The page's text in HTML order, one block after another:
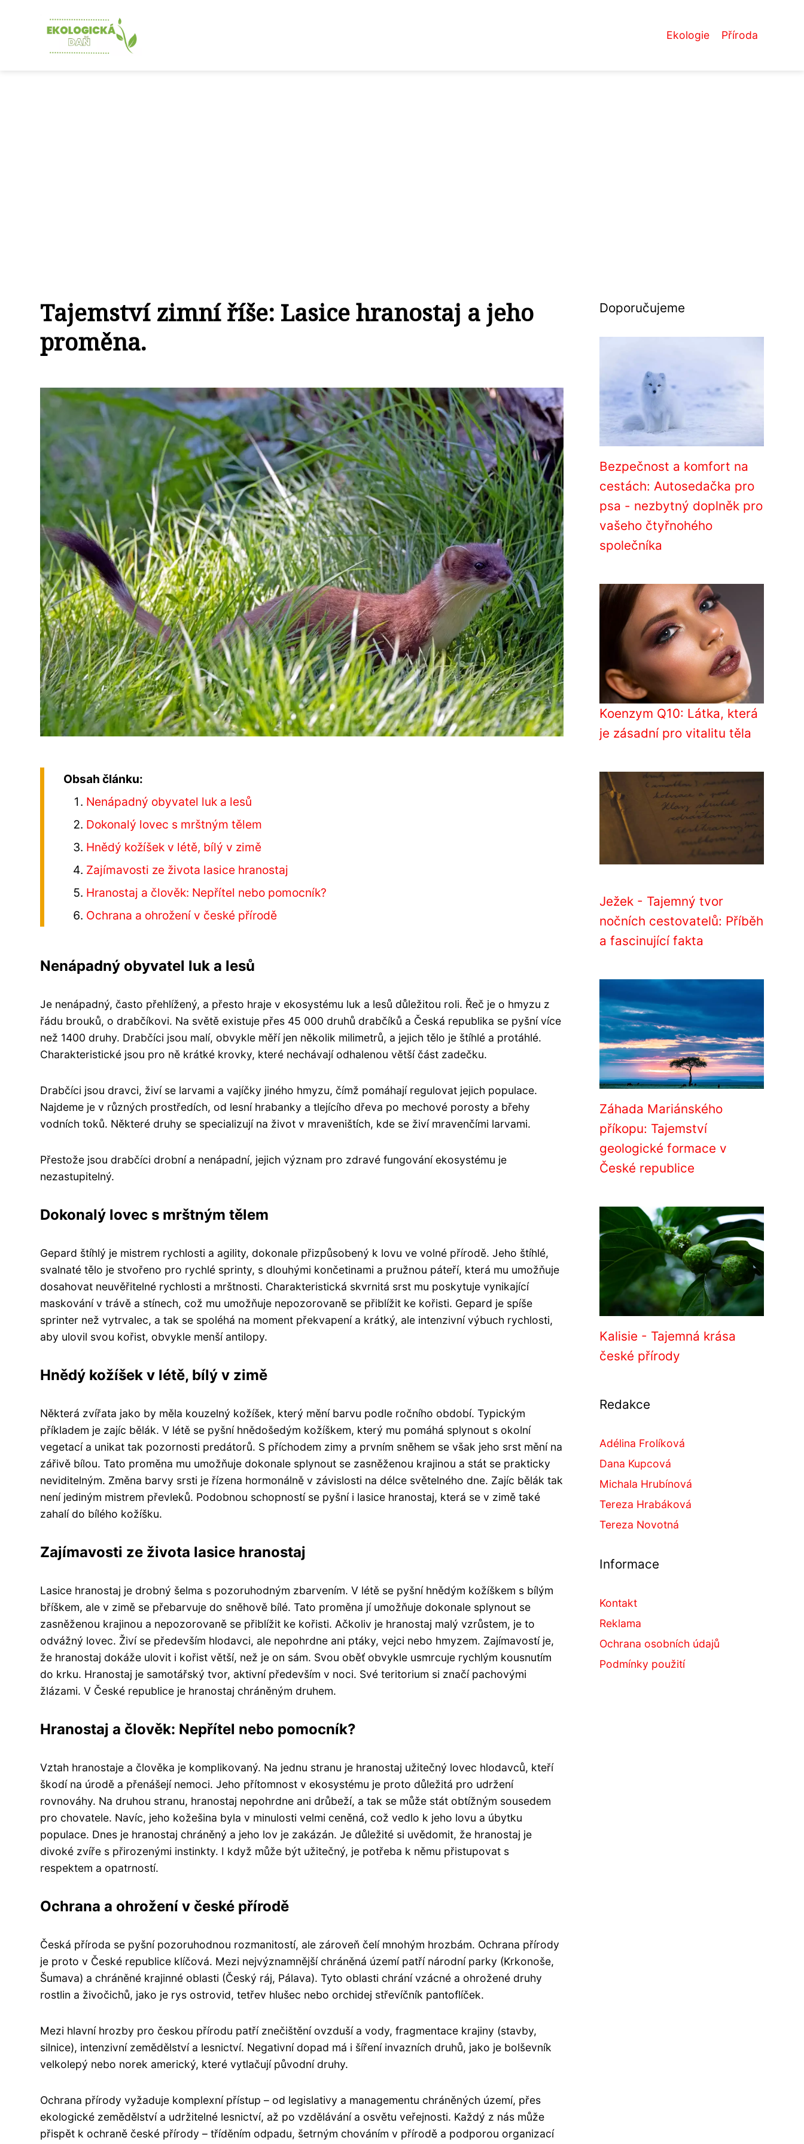
Ekologie Příroda
Tajemství zimní říše: Lasice hranostaj a jeho
proměna.
Obsah článku:
Nenápadný obyvatel luk a lesů
Dokonalý lovec s mrštným tělem
Hnědý kožíšek v létě, bílý v zimě
Zajímavosti ze života lasice hranostaj
Hranostaj a člověk: Nepřítel nebo pomocník?
Ochrana a ohrožení v české přírodě
Nenápadný obyvatel luk a lesů
Je nenápadný, často přehlížený, a přesto hraje v ekosystému luk a lesů důležitou roli. Řeč je o hmyzu z
řádu brouků, o drabčíkovi. Na světě existuje přes 45 000 druhů drabčíků a Česká republika se pyšní více
než 1400 druhy. Drabčíci jsou malí, obvykle měří jen několik milimetrů, a jejich tělo je štíhlé a protáhlé.
Charakteristické jsou pro ně krátké krovky, které nechávají odhalenou větší část zadečku.
Drabčíci jsou dravci, živí se larvami a vajíčky jiného hmyzu, čímž pomáhají regulovat jejich populace.
Najdeme je v různých prostředích, od lesní hrabanky a tlejícího dřeva po mechové porosty a břehy
vodních toků. Některé druhy se specializují na život v mraveništích, kde se živí mravenčími larvami.
Přestože jsou drabčíci drobní a nenápadní, jejich význam pro zdravé fungování ekosystému je
nezastupitelný.
Dokonalý lovec s mrštným tělem
Gepard štíhlý je mistrem rychlosti a agility, dokonale přizpůsobený k lovu ve volné přírodě. Jeho štíhlé,
svalnaté tělo je stvořeno pro rychlé sprinty, s dlouhými končetinami a pružnou páteří, která mu umožňuje
dosahovat neuvěřitelné rychlosti a mrštnosti. Charakteristická skvrnitá srst mu poskytuje vynikající
maskování v trávě a stínech, což mu umožňuje nepozorovaně se přiblížit ke kořisti. Gepard je spíše
sprinter než vytrvalec, a tak se spoléhá na moment překvapení a krátký, ale intenzivní výbuch rychlosti,
aby ulovil svou kořist, obvykle menší antilopy.
Hnědý kožíšek v létě, bílý v zimě
Některá zvířata jako by měla kouzelný kožíšek, který mění barvu podle ročního období. Typickým
příkladem je zajíc bělák. V létě se pyšní hnědošedým kožíškem, který mu pomáhá splynout s okolní
vegetací a unikat tak pozornosti predátorů. S příchodem zimy a prvním sněhem se však jeho srst mění na
zářivě bílou. Tato proměna mu umožňuje dokonale splynout se zasněženou krajinou a stát se prakticky
neviditelným. Změna barvy srsti je řízena hormonálně v závislosti na délce světelného dne. Zajíc bělák tak
není jediným mistrem převleků. Podobnou schopností se pyšní i lasice hranostaj, která se v zimě také
zahalí do bílého kožíšku.
Zajímavosti ze života lasice hranostaj
Lasice hranostaj je drobný šelma s pozoruhodným zbarvením. V létě se pyšní hnědým kožíškem s bílým
bříškem, ale v zimě se přebarvuje do sněhově bílé. Tato proměna jí umožňuje dokonale splynout se
zasněženou krajinou a nepozorovaně se přiblížit ke kořisti. Ačkoliv je hranostaj malý vzrůstem, je to
odvážný lovec. Živí se především hlodavci, ale nepohrdne ani ptáky, vejci nebo hmyzem. Zajímavostí je,
že hranostaj dokáže ulovit i kořist větší, než je on sám. Svou oběť obvykle usmrcuje rychlým kousnutím
do krku. Hranostaj je samotářský tvor, aktivní především v noci. Své teritorium si značí pachovými
žlázami. V České republice je hranostaj chráněným druhem.
Hranostaj a člověk: Nepřítel nebo pomocník?
Vztah hranostaje a člověka je komplikovaný. Na jednu stranu je hranostaj užitečný lovec hlodavců, kteří
škodí na úrodě a přenášejí nemoci. Jeho přítomnost v ekosystému je proto důležitá pro udržení
rovnováhy. Na druhou stranu, hranostaj nepohrdne ani drůbeží, a tak se může stát obtížným sousedem
pro chovatele. Navíc, jeho kožešina byla v minulosti velmi ceněná, což vedlo k jeho lovu a úbytku
populace. Dnes je hranostaj chráněný a jeho lov je zakázán. Je důležité si uvědomit, že hranostaj je
divoké zvíře s přirozenými instinkty. I když může být užitečný, je potřeba k němu přistupovat s
respektem a opatrností.
Ochrana a ohrožení v české přírodě
Česká příroda se pyšní pozoruhodnou rozmanitostí, ale zároveň čelí mnohým hrozbám. Ochrana přírody
je proto v České republice klíčová. Mezi nejvýznamnější chráněná území patří národní parky (Krkonoše,
Šumava) a chráněné krajinné oblasti (Český ráj, Pálava). Tyto oblasti chrání vzácné a ohrožené druhy
rostlin a živočichů, jako je rys ostrovid, tetřev hlušec nebo orchidej střevíčník pantoflíček.
Mezi hlavní hrozby pro českou přírodu patří znečištění ovzduší a vody, fragmentace krajiny (stavby,
silnice), intenzivní zemědělství a lesnictví. Negativní dopad má i šíření invazních druhů, jako je bolševník
velkolepý nebo norek americký, které vytlačují původní druhy.
Ochrana přírody vyžaduje komplexní přístup – od legislativy a managementu chráněných území, přes
ekologické zemědělství a udržitelné lesnictví, až po vzdělávání a osvětu veřejnosti. Každý z nás může
přispět k ochraně české přírody – tříděním odpadu, šetrným chováním v přírodě a podporou organizací
Doporučujeme
Bezpečnost a komfort na
cestách: Autosedačka pro
psa - nezbytný doplněk pro
vašeho čtyřnohého
společníka
Koenzym Q10: Látka, která
je zásadní pro vitalitu těla
Ježek - Tajemný tvor
nočních cestovatelů: Příběh
a fascinující fakta
Záhada Mariánského
příkopu: Tajemství
geologické formace v
České republice
Kalisie - Tajemná krása
české přírody
Redakce
Adélina Frolíková
Dana Kupcová
Michala Hrubínová
Tereza Hrabáková
Tereza Novotná
Informace
Kontakt
Reklama
Ochrana osobních údajů
Podmínky použití